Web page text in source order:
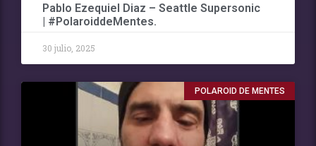
Pablo Ezequiel Diaz – Seattle Supersonic
| #PolaroiddeMentes.
30 julio, 2025
POLAROID DE MENTES